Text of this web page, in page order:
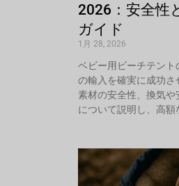
2026：安全性
ガイド
1月 28, 2026
ベビー用ビーチテン
の輸入を確実に成功さ
素材の安全性、換気
について説明し、高額